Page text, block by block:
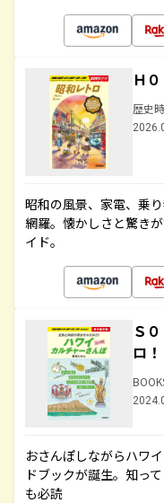
Ｈ
歴史
昭和の風景、家電、乗
網羅。懐かしさと驚き
イド。
Ｓ
ロ
おさんぽしながらハワ
ドブックが誕生。知っ
も必読